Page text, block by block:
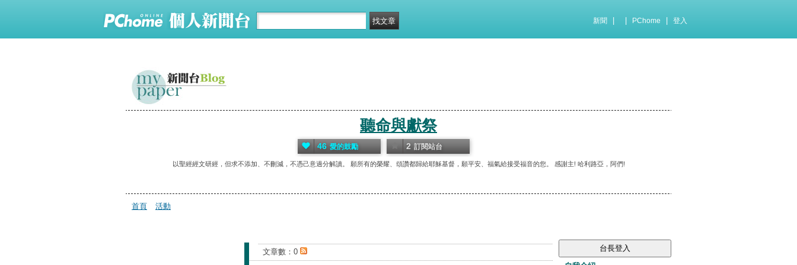
新聞 PChome 登入
聽命與獻祭
以聖經經文研經，但求不添加、不刪減，不憑己意過分解讀。 願所有的榮耀、頌讚都歸給耶穌基督，願平安、福氣給接受福音的您。 感謝主! 哈利路亞，阿們!
46 愛的鼓勵 2 訂閱站台
首頁 活動
文章數：0